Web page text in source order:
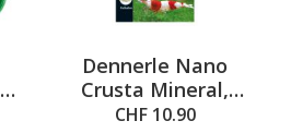
Dennerle Nano
Crusta Mineral,
35g
CHF 10.90